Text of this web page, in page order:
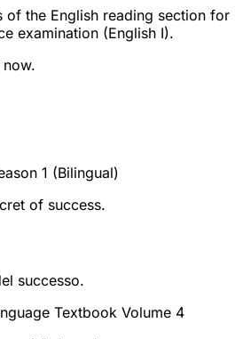
of the English reading section for
examination (English I).
1 (Bilingual)
of success.
successo.
Textbook Volume 4